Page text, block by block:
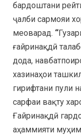
бардоштани
ҷалби сармояи
меоварад. “
ғайринақдӣ
дода,
хазинаҳои
гирифтани пули
сарфаи вақту
Ғайринақдӣ
аҳаммияти